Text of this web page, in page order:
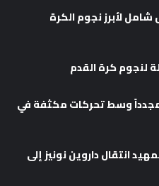
لأبرز نجوم الكرة
لنجوم كرة القدم
مجدداً وسط تحركات مكثفة في
انتقال داروين نونيز إلى